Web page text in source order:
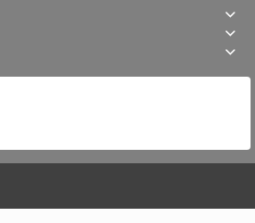


